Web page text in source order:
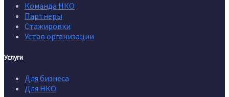
Команда НКО
Партнеры
Стажировки
Устав организации
Услуги
Для бизнеса
Для НКО